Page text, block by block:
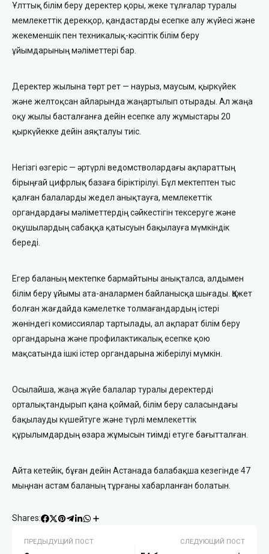
Ұлттық білім беру деректер қоры, жеке тұлғалар туралы
мемлекеттік дерекқор, қандастарды есепке алу жүйесі және
жекеменшік пен техникалық-кәсіптік білім беру
ұйымдарының мәліметтері бар.
Деректер жылына төрт рет — наурыз, маусым, қыркүйек
және желтоқсан айларында жаңартылып отырады. Ал жаңа
оқу жылы басталғанға дейін есепке алу жұмыстары 20
қыркүйекке дейін аяқталуы тиіс.
Негізгі өзгеріс — әртүрлі ведомстволардағы ақпараттың
бірыңғай цифрлық базаға біріктірілуі. Бұл мектептен тыс
қалған балаларды жедел анықтауға, мемлекеттік
органдардағы мәліметтердің сәйкестігін тексеруге және
оқушылардың сабаққа қатысуын бақылауға мүмкіндік
береді.
Егер баланың мектепке бармайтыны анықталса, алдымен
білім беру ұйымы ата-аналармен байланысқа шығады. Қажет
болған жағдайда кәмелетке толмағандардың істері
жөніндегі комиссиялар тартылады, ал ақпарат білім беру
органдарына және профилактикалық есепке қою
мақсатында ішкі істер органдарына жіберілуі мүмкін.
Осылайша, жаңа жүйе балалар туралы деректерді
орталықтандырып қана қоймай, білім беру саласындағы
бақылауды күшейтуге және түрлі мемлекеттік
құрылымдардың өзара жұмысын тиімді етуге бағытталған.
Айта кетейік, бұған дейін Астанада балабақша кезегінде 47
мыңнан астам баланың тұрғаны хабарланған болатын.
Shares:
ПРЕДЫДУЩИЙ ПОСТ СЛЕДУЮЩИЙ ПОСТ